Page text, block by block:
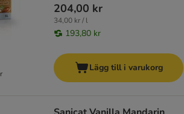
204,00 kr
34,00 kr / l
193,80 kr
Lägg till i varukorg